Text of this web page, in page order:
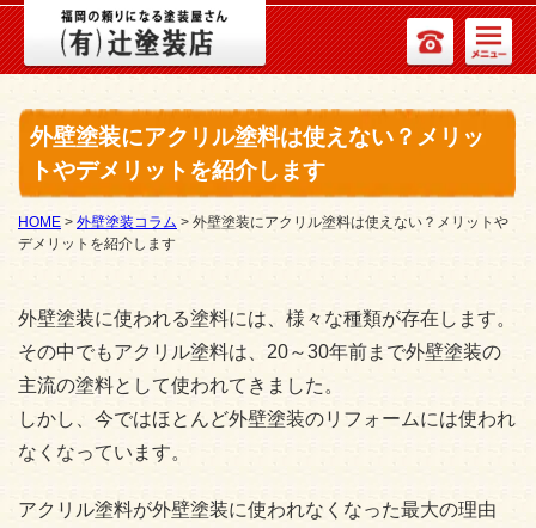
外壁塗装にアクリル塗料は使えない？メリッ
トやデメリットを紹介します
HOME > 外壁塗装コラム > 外壁塗装にアクリル塗料は使えない？メリットや
デメリットを紹介します
外壁塗装に使われる塗料には、様々な種類が存在します。
その中でもアクリル塗料は、20～30年前まで外壁塗装の
主流の塗料として使われてきました。
しかし、今ではほとんど外壁塗装のリフォームには使われ
なくなっています。
アクリル塗料が外壁塗装に使われなくなった最大の理由